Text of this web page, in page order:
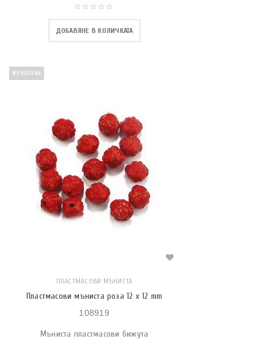
ДОБАВЯНЕ В КОЛИЧКАТА
ИЗЧЕРПАН
ПЛАСТМАСОВИ МЪНИСТА
Пластмасови мъниста роза 12 x 12 mm
108919
Мъниста пластмасови бижута